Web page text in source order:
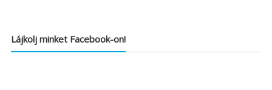
Lájkolj minket Facebook-on!